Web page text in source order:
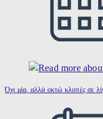
Όχι μία, αλλά οκτώ κλοπές σε